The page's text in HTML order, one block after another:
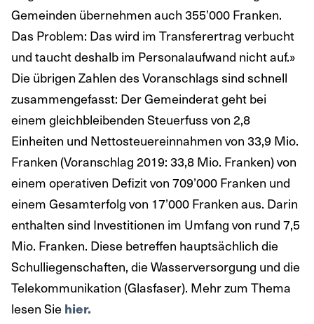
Gemeinden übernehmen auch 355’000 Franken.
Das Problem: Das wird im Transferertrag verbucht
und taucht deshalb im Personalaufwand nicht auf.»
Die übrigen Zahlen des Voranschlags sind schnell
zusammengefasst: Der Gemeinderat geht bei
einem gleichbleibenden Steuerfuss von 2,8
Einheiten und Nettosteuereinnahmen von 33,9 Mio.
Franken (Voranschlag 2019: 33,8 Mio. Franken) von
einem operativen Defizit von 709’000 Franken und
einem Gesamterfolg von 17’000 Franken aus. Darin
enthalten sind Investitionen im Umfang von rund 7,5
Mio. Franken. Diese betreffen hauptsächlich die
Schulliegenschaften, die Wasserversorgung und die
Telekommunikation (Glasfaser). Mehr zum Thema
lesen Sie hier.